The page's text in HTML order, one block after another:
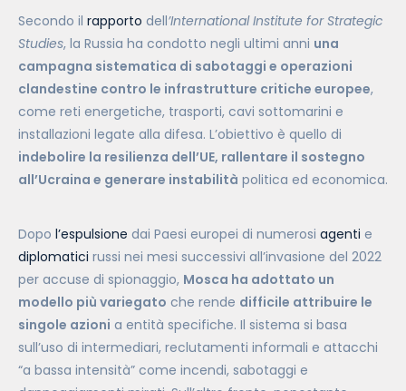
Secondo il rapporto dell’International Institute for Strategic
Studies, la Russia ha condotto negli ultimi anni una
campagna sistematica di sabotaggi e operazioni
clandestine contro le infrastrutture critiche europee,
come reti energetiche, trasporti, cavi sottomarini e
installazioni legate alla difesa. L’obiettivo è quello di
indebolire la resilienza dell’UE, rallentare il sostegno
all’Ucraina e generare instabilità politica ed economica.
Dopo l’espulsione dai Paesi europei di numerosi agenti e
diplomatici russi nei mesi successivi all’invasione del 2022
per accuse di spionaggio, Mosca ha adottato un
modello più variegato che rende difficile attribuire le
singole azioni a entità specifiche. Il sistema si basa
sull’uso di intermediari, reclutamenti informali e attacchi
“a bassa intensità” come incendi, sabotaggi e